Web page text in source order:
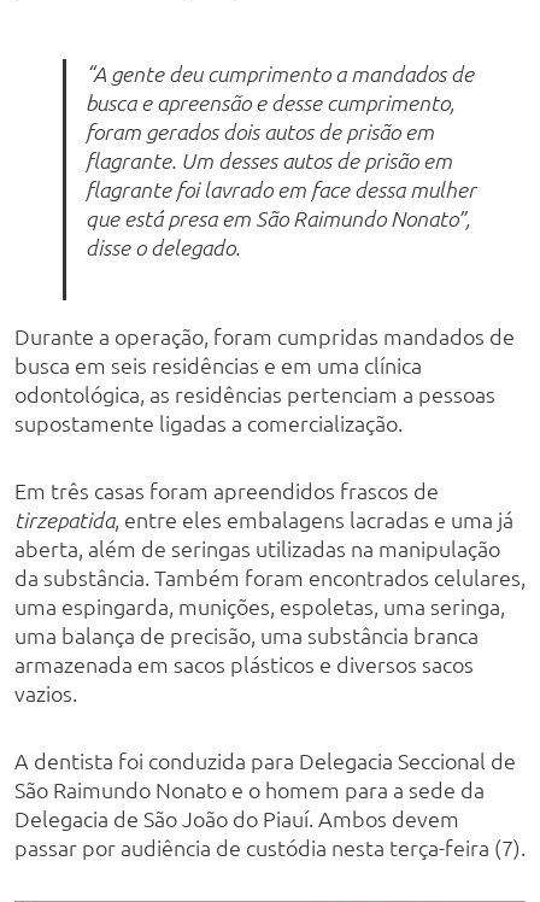
“A gente deu cumprimento a mandados de
busca e apreensão e desse cumprimento,
foram gerados dois autos de prisão em
flagrante. Um desses autos de prisão em
flagrante foi lavrado em face dessa mulher
que está presa em São Raimundo Nonato”,
disse o delegado.
Durante a operação, foram cumpridas mandados de
busca em seis residências e em uma clínica
odontológica, as residências pertenciam a pessoas
supostamente ligadas a comercialização.
Em três casas foram apreendidos frascos de
tirzepatida, entre eles embalagens lacradas e uma já
aberta, além de seringas utilizadas na manipulação
da substância. Também foram encontrados celulares,
uma espingarda, munições, espoletas, uma seringa,
uma balança de precisão, uma substância branca
armazenada em sacos plásticos e diversos sacos
vazios.
A dentista foi conduzida para Delegacia Seccional de
São Raimundo Nonato e o homem para a sede da
Delegacia de São João do Piauí. Ambos devem
passar por audiência de custódia nesta terça-feira (7).